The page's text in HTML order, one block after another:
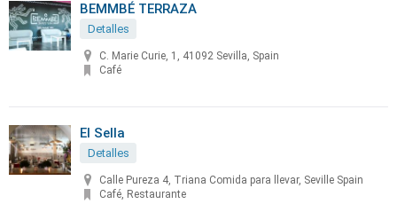
BEMMBÉ TERRAZA
Detalles
C. Marie Curie, 1, 41092 Sevilla, Spain
Café
El Sella
Detalles
Calle Pureza 4, Triana Comida para llevar, Seville Spain
Café, Restaurante